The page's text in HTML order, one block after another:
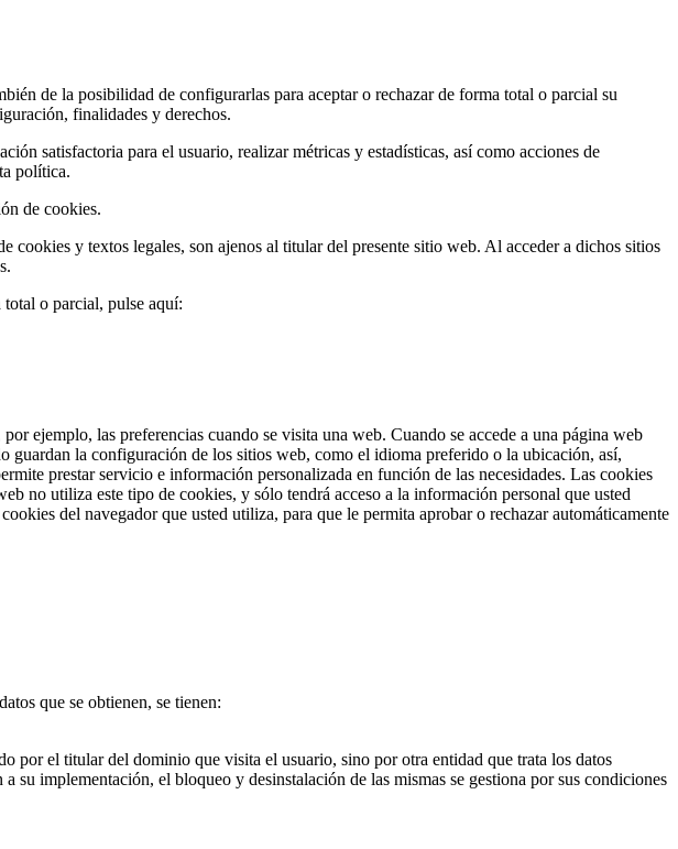
de la posibilidad de configurarlas para aceptar o rechazar de forma total o parcial su
finalidades y derechos.
satisfactoria para el usuario, realizar métricas y estadísticas, así como acciones de
política.
de cookies.
cookies y textos legales, son ajenos al titular del presente sitio web. Al acceder a dichos sitios
o parcial, pulse aquí:
ejemplo, las preferencias cuando se visita una web. Cuando se accede a una página web
guardan la configuración de los sitios web, como el idioma preferido o la ubicación, así,
prestar servicio e información personalizada en función de las necesidades. Las cookies
no utiliza este tipo de cookies, y sólo tendrá acceso a la información personal que usted
del navegador que usted utiliza, para que le permita aprobar o rechazar automáticamente
que se obtienen, se tienen:
por el titular del dominio que visita el usuario, sino por otra entidad que trata los datos
su implementación, el bloqueo y desinstalación de las mismas se gestiona por sus condiciones